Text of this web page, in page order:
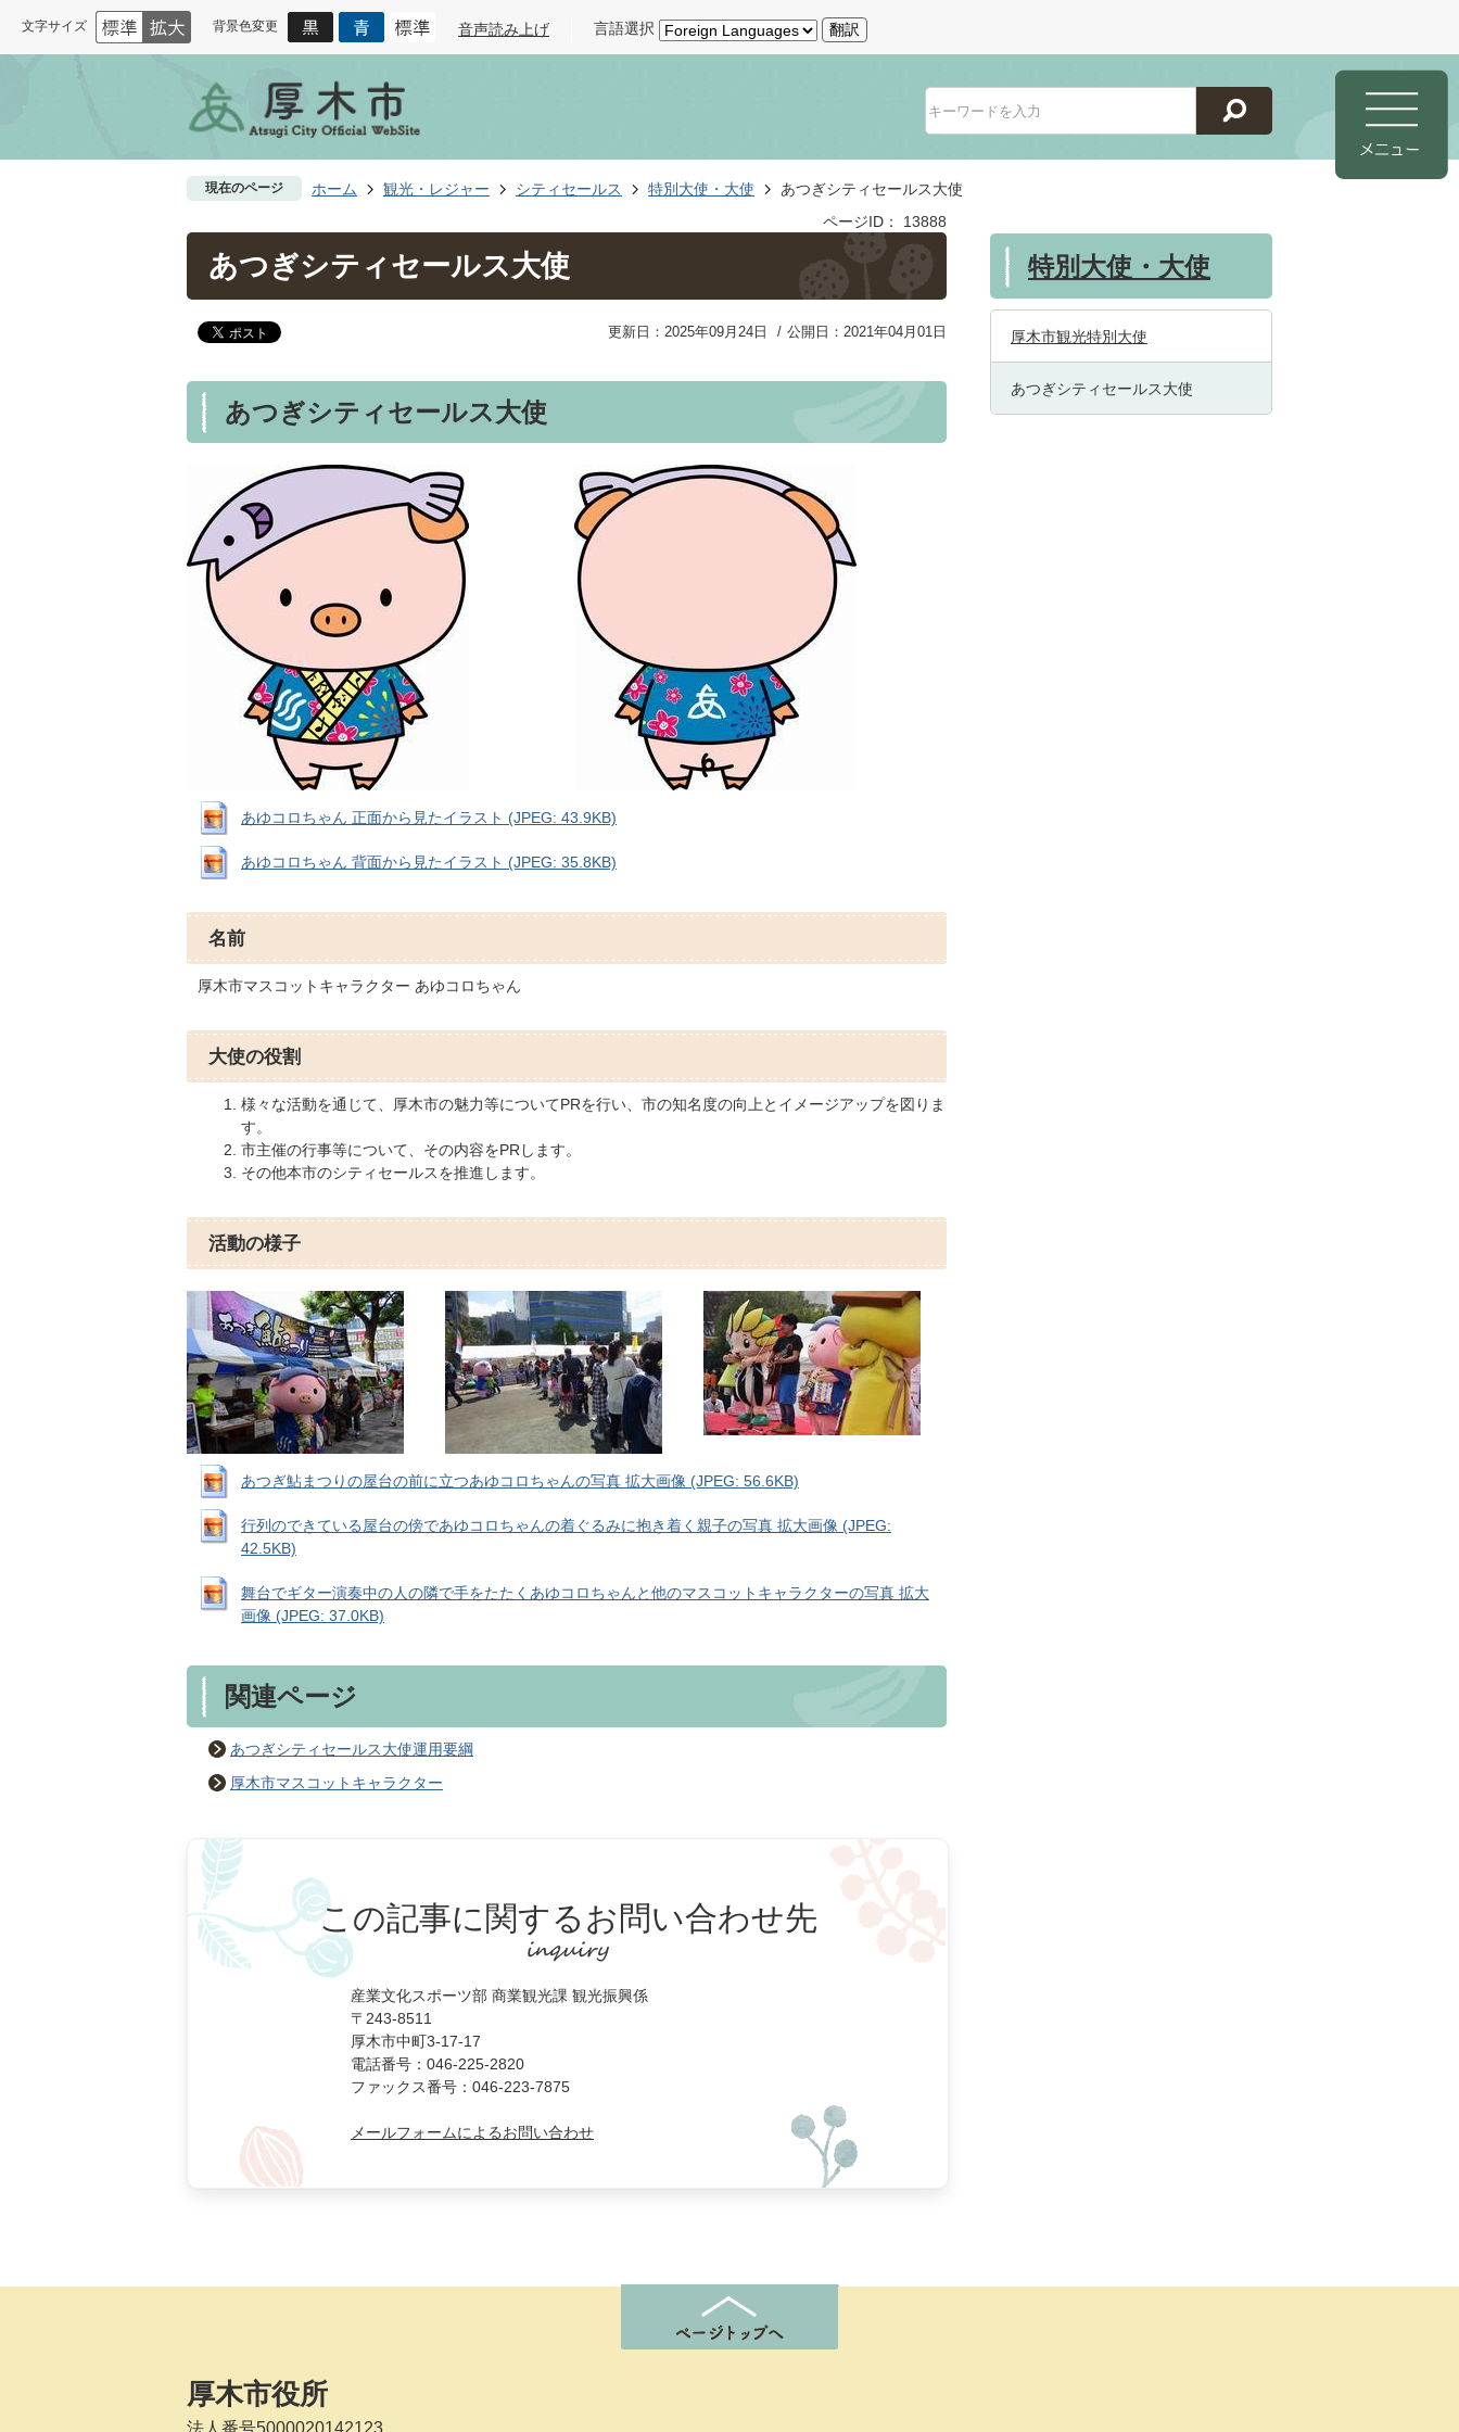
文字サイズ 背景色変更 音声読み上げ 言語選択 翻訳
現在のページ ホーム 観光・レジャー シティセールス 特別大使・大使
あつぎシティセールス大使
ページID：
13888
あつぎシティセールス大使
更新日：2025年09月24日 公開日：2021年04月01日
あつぎシティセールス大使
あゆコロちゃん 正面から見たイラスト (JPEG: 43.9KB)
あゆコロちゃん 背面から見たイラスト (JPEG: 35.8KB)
名前
厚木市マスコットキャラクター あゆコロちゃん
大使の役割
様々な活動を通じて、厚木市の魅力等についてPRを行い、市の知名度の向上とイメージアップを図りま
す。
市主催の行事等について、その内容をPRします。
その他本市のシティセールスを推進します。
活動の様子
あつぎ鮎まつりの屋台の前に立つあゆコロちゃんの写真 拡大画像 (JPEG: 56.6KB)
行列のできている屋台の傍であゆコロちゃんの着ぐるみに抱き着く親子の写真 拡大画像 (JPEG:
42.5KB)
舞台でギター演奏中の人の隣で手をたたくあゆコロちゃんと他のマスコットキャラクターの写真 拡大
画像 (JPEG: 37.0KB)
関連ページ
あつぎシティセールス大使運用要綱
厚木市マスコットキャラクター
この記事に関するお問い合わせ先
産業文化スポーツ部 商業観光課 観光振興係
〒243-8511
厚木市中町3-17-17
電話番号：046-225-2820
ファックス番号：046-223-7875
メールフォームによるお問い合わせ
特別大使・大使
厚木市観光特別大使
あつぎシティセールス大使
厚木市役所